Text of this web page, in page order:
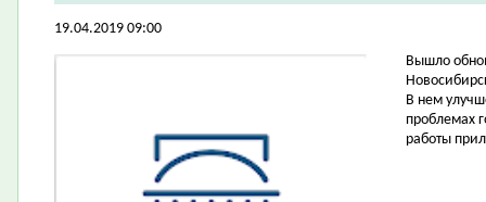
19.04.2019 09:00
​Вышло
В нем
проблемах
работы